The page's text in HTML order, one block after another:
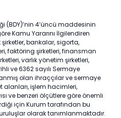
(BDY)’nin 4’üncü maddesinin
Kamu Yararını İlgilendiren
şirketler, bankalar, sigorta,
faktöring şirketleri, finansman
varlık yönetim şirketleri,
ve 6362 sayılı Sermaye
olan ihraççılar ve sermaye
alanları, işlem hacimleri,
ve benzeri ölçütlere göre önemli
için Kurum tarafından bu
olarak tanımlanmaktadır.